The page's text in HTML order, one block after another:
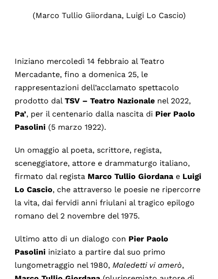
(Marco Tullio Giiordana, Luigi Lo Cascio)
Iniziano mercoledì 14 febbraio al Teatro
Mercadante, fino a domenica 25, le
rappresentazioni dell’acclamato spettacolo
prodotto dal TSV – Teatro Nazionalenel 2022,
Pa’, per il centenario dalla nascita di Pier Paolo
Pasolini (5 marzo 1922).
Un omaggio al poeta, scrittore, regista,
sceneggiatore, attore e drammaturgo italiano,
firmato dal regista Marco Tullio Giordanae Luigi
Lo Cascio, che attraverso le poesie ne ripercorre
la vita, dai fervidi anni friulani al tragico epilogo
romano del 2 novembre del 1975.
Ultimo atto di un dialogo con Pier Paolo
Pasolini iniziato a partire dal suo primo
lungometraggio nel 1980, Maledetti vi amerò,